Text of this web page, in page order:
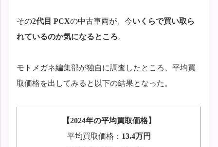
その2代目 PCXの中古車両が、今いくらで買い取ら
れているのか気になるところ。
モトメガネ編集部が独自に調査したところ、平均買
取価格を出してみると以下の結果となった。
【2024年の平均買取価格】
平均買取価格： 13.4万円